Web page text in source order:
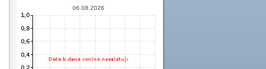
06.08.2026